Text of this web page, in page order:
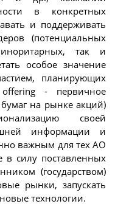
в конкретных
и поддерживать
(потенциальных
так и
особое значение
планирующих
- первичное
на рынке акций)
своей
информации и
важным для тех АО
в силу поставленных
(государством)
рынки, запускать
технологии.